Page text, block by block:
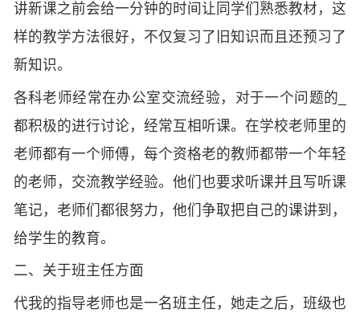
讲新课之前会给一分钟的时间让同学们熟悉教材，这
样的教学方法很好，不仅复习了旧知识而且还预习了
新知识。
各科老师经常在办公室交流经验，对于一个问题的_
都积极的进行讨论，经常互相听课。在学校老师里的
老师都有一个师傅，每个资格老的教师都带一个年轻
的老师，交流教学经验。他们也要求听课并且写听课
笔记，老师们都很努力，他们争取把自己的课讲到，
给学生的教育。
二、关于班主任方面
代我的指导老师也是一名班主任，她走之后，班级也